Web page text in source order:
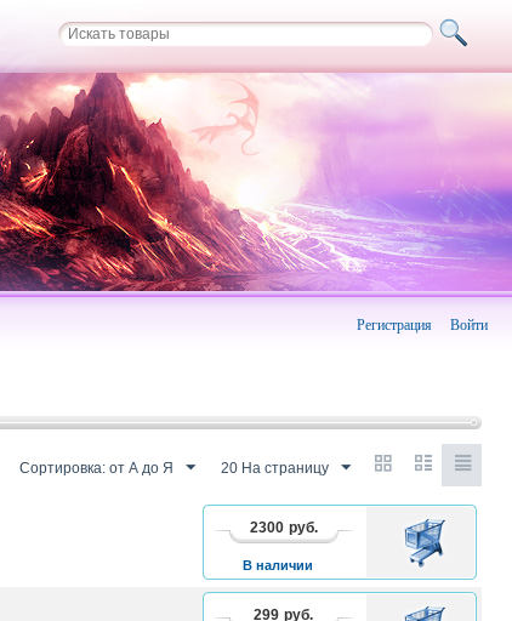
Войти
Регистрация
Сортировка: от А до Я 20 На страницу
2300 руб.
В наличии
В
КОРЗИНУ
299 руб.